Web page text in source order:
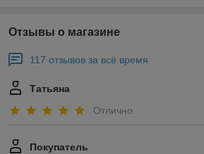
Отзывы о магазине
117 отзывов за всё время
Татьяна
Отлично
Покупатель